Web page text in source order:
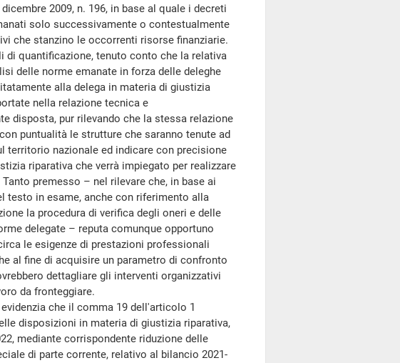
2009, n. 196, in base al quale i decreti
solo successivamente o contestualmente
che stanzino le occorrenti risorse finanziarie.
quantificazione, tenuto conto che la relativa
delle norme emanate in forza delle deleghe
alla delega in materia di giustizia
nella relazione tecnica e
disposta, pur rilevando che la stessa relazione
puntualità le strutture che saranno tenute ad
territorio nazionale ed indicare con precisione
riparativa che verrà impiegato per realizzare
premesso – nel rilevare che, in base ai
testo in esame, anche con riferimento alla
la procedura di verifica degli oneri e delle
delegate – reputa comunque opportuno
le esigenze di prestazioni professionali
al fine di acquisire un parametro di confronto
dettagliare gli interventi organizzativi
da fronteggiare.
che il comma 19 dell'articolo 1
disposizioni in materia di giustizia riparativa,
mediante corrispondente riduzione delle
di parte corrente, relativo al bilancio 2021-